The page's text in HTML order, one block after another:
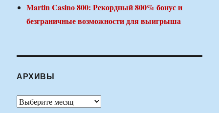
Martin Casino 800: Рекордный 800% бонус и
безграничные возможности для выигрыша
АРХИВЫ
Архивы